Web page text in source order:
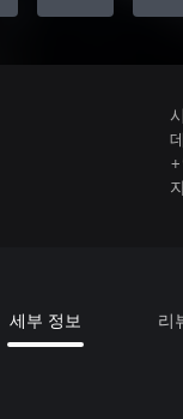
세부 정보 리